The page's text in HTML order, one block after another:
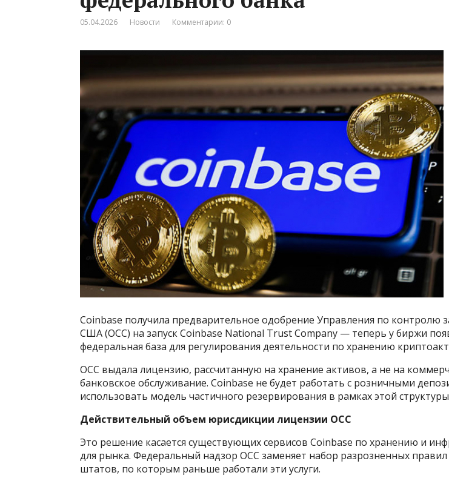
05.04.2026 Новости Комментарии: 0
Coinbase получила предварительное одобрение Управления по контролю
США (OCC) на запуск Coinbase National Trust Company — теперь у биржи
федеральная база для регулирования деятельности по хранению
OCC выдала лицензию, рассчитанную на хранение активов, а не на
банковское обслуживание. Coinbase не будет работать с розничными
использовать модель частичного резервирования в рамках этой
Действительный объем юрисдикции лицензии OCC
Это решение касается существующих сервисов Coinbase по хранению и
для рынка. Федеральный надзор OCC заменяет набор разрозненных
штатов, по которым раньше работали эти услуги.